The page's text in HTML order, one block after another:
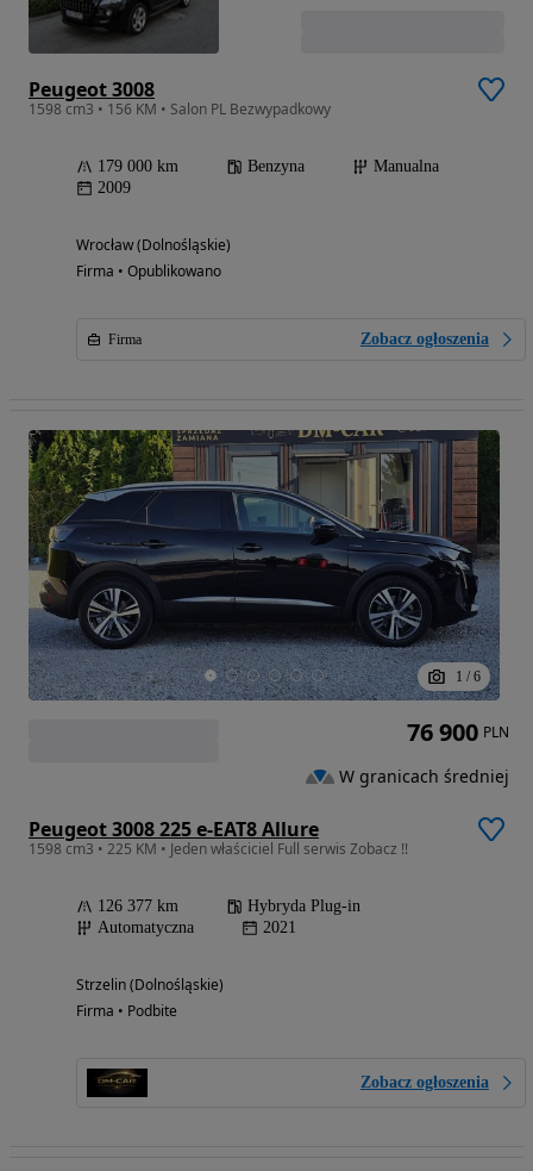
Peugeot 3008
1598 cm3 • 156 KM • Salon PL Bezwypadkowy
179 000 km Benzyna
Manualna
2009
Wrocław (Dolnośląskie)
Firma • Opublikowano
Firma Zobacz ogłoszenia
1 / 6
Peugeot 3008 225 e-EAT8 Allure
1598 cm3 • 225 KM • Jeden właściciel Full serwis Zobacz !!
126 377 km
Hybryda Plug-in
Automatyczna
2021
Strzelin (Dolnośląskie)
Firma • Podbite
Zobacz ogłoszenia
76 900 PLN
W granicach średniej